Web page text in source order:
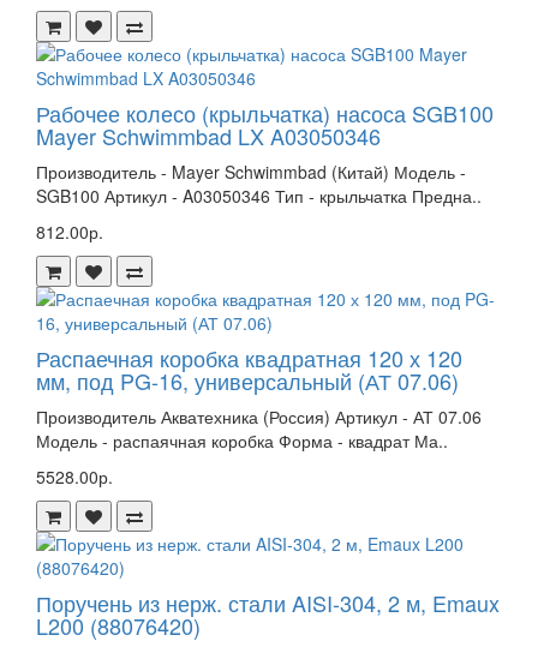
Рабочее колесо (крыльчатка) насоса SGB100
Mayer Schwimmbad LX A03050346
Производитель - Mayer Schwimmbad (Китай) Модель -
SGB100 Артикул - A03050346 Тип - крыльчатка Предна..
812.00р.
Распаечная коробка квадратная 120 х 120
мм, под PG-16, универсальный (АТ 07.06)
Производитель Акватехника (Россия) Артикул - АТ 07.06
Модель - распаячная коробка Форма - квадрат Ма..
5528.00р.
Поручень из нерж. стали AISI-304, 2 м, Emaux
L200 (88076420)